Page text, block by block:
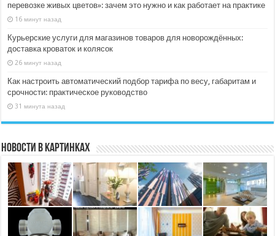
перевозке живых цветов»: зачем это нужно и как работает на практике
16 минут назад
Курьерские услуги для магазинов товаров для новорождённых:
доставка кроваток и колясок
26 минут назад
Как настроить автоматический подбор тарифа по весу, габаритам и
срочности: практическое руководство
31 минута назад
Новости в картинках